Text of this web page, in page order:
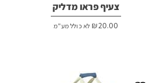
צעיף פראו מדליק
₪20.00 לא כולל מע"מ